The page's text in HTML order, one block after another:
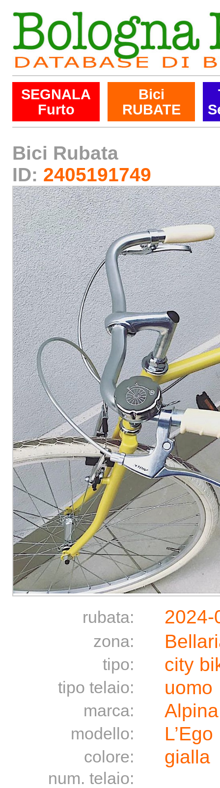
SEGNALA
Furto
Bici
RUBATE
Bici Rubata
ID: 2405191749
rubata:
zona:
tipo: city
tipo telaio: uomo
marca: Alpina
modello: L’Ego
colore: gialla
num. telaio: